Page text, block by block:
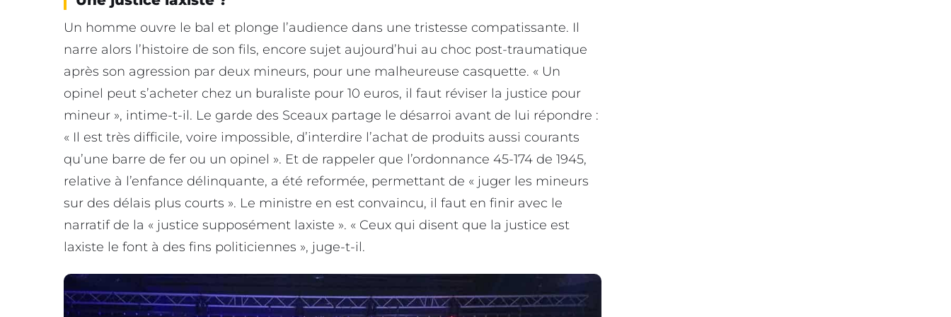
Un homme ouvre le bal et plonge l’audience dans une tristesse compatissante. Il
narre alors l’histoire de son fils, encore sujet aujourd’hui au choc post-traumatique
après son agression par deux mineurs, pour une malheureuse casquette. « Un
opinel peut s’acheter chez un buraliste pour 10 euros, il faut réviser la justice pour
mineur », intime-t-il. Le garde des Sceaux partage le désarroi avant de lui répondre :
« Il est très difficile, voire impossible, d’interdire l’achat de produits aussi courants
qu’une barre de fer ou un opinel ». Et de rappeler que l’ordonnance 45-174 de 1945,
relative à l’enfance délinquante, a été reformée, permettant de « juger les mineurs
sur des délais plus courts ». Le ministre en est convaincu, il faut en finir avec le
narratif de la « justice supposément laxiste ». « Ceux qui disent que la justice est
laxiste le font à des fins politiciennes », juge-t-il.